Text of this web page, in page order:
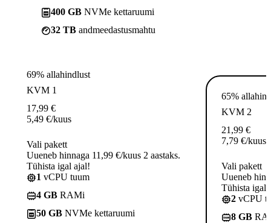
400 GB NVMe kettaruumi
32 TB andmeedastusmahtu
69% allahindlust
KVM 1
17,99 €
5,49 €/kuus
Vali pakett
Uueneb hinnaga 11,99 €/kuus 2 aastaks.
Tühista igal ajal!
1 vCPU tuum
4 GB RAMi
50 GB NVMe kettaruumi
65%
KVM 2
21,99 €
7,79 €/kuus
Vali pakett
Uueneb
Tühista igal
2 vCPU
8 GB